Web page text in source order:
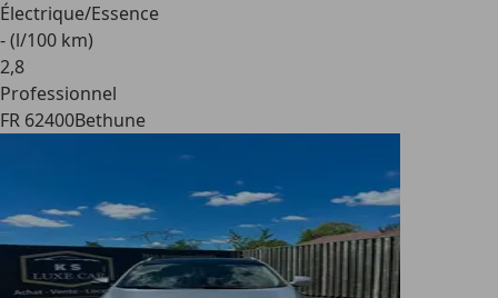
Électrique/Essence
- (l/100 km)
2,8
Professionnel
FR 62400Bethune